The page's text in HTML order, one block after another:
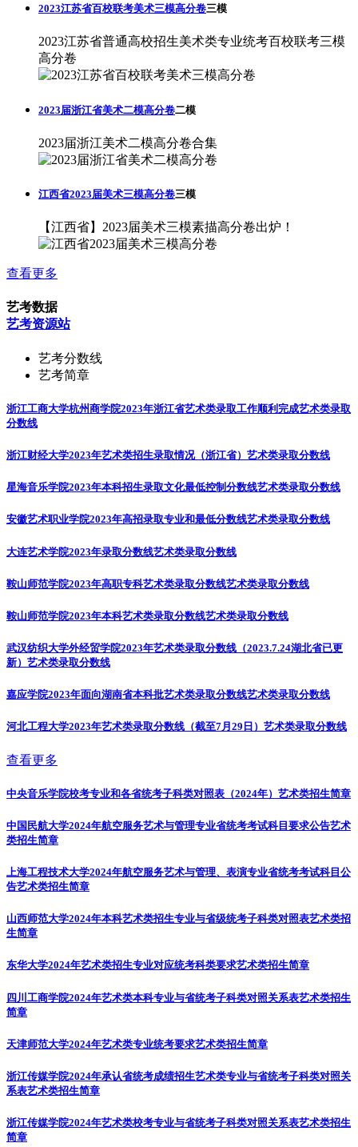
2023江苏省百校联考美术三模高分卷三模
2023江苏省普通高校招生美术类专业统考百校联考三模
高分卷
2023届浙江省美术二模高分卷二模
2023届浙江美术二模高分卷合集
江西省2023届美术三模高分卷三模
【江西省】2023届美术三模素描高分卷出炉！
查看更多
艺考数据
艺考资源站
艺考分数线
艺考简章
浙江工商大学杭州商学院2023年浙江省艺术类录取工作顺利完成艺术类录取
分数线
浙江财经大学2023年艺术类招生录取情况（浙江省） 艺术类录取分数线
星海音乐学院2023年本科招生录取文化最低控制分数线艺术类录取分数线
安徽艺术职业学院2023年高招录取专业和最低分数线艺术类录取分数线
大连艺术学院2023年录取分数线艺术类录取分数线
鞍山师范学院2023年高职专科艺术类录取分数线艺术类录取分数线
鞍山师范学院2023年本科艺术类录取分数线艺术类录取分数线
武汉纺织大学外经贸学院2023年艺术类录取分数线（2023.7.24湖北省已更
新） 艺术类录取分数线
嘉应学院2023年面向湖南省本科批艺术类录取分数线艺术类录取分数线
河北工程大学2023年艺术类录取分数线（截至7月29日） 艺术类录取分数线
查看更多
中央音乐学院校考专业和各省统考子科类对照表（2024年） 艺术类招生简章
中国民航大学2024年航空服务艺术与管理专业省统考考试科目要求公告艺术
类招生简章
上海工程技术大学2024年航空服务艺术与管理、表演专业省统考考试科目公
告艺术类招生简章
山西师范大学2024年本科艺术类招生专业与省级统考子科类对照表艺术类招
生简章
东华大学2024年艺术类招生专业对应统考科类要求艺术类招生简章
四川工商学院2024年艺术类本科专业与省统考子科类对照关系表艺术类招生
简章
天津师范大学2024年艺术类专业统考要求艺术类招生简章
浙江传媒学院2024年承认省统考成绩招生艺术类专业与省统考子科类对照关
系表艺术类招生简章
浙江传媒学院2024年艺术类校考专业与省统考子科类对照关系表艺术类招生
简章